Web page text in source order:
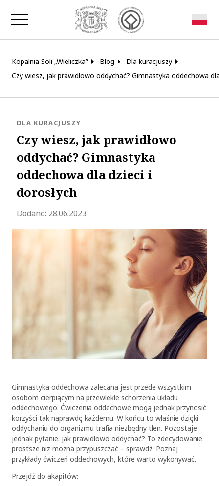
Zamknij okno
Kopalnia Soli „Wieliczka” Blog
Dla kuracjuszy
Czy wiesz, jak prawidłowo oddychać? Gimnastyka oddechowa
Czy wiesz, jak prawidłowo
oddychać? Gimnastyka
oddechowa dla dzieci i
dorosłych
KATEGORIA:
DLA KURACJUSZY
Dodano: 28.06.2023Zaktualizowano 2023-06-30 12:28:15
Gimnastyka oddechowa zalecana jest przede wszystkim
osobom cierpiącym na przewlekłe schorzenia układu
oddechowego. Ćwiczenia oddechowe mogą jednak przynosić
korzyści tak naprawdę każdemu. W końcu to właśnie dzięki
oddychaniu do organizmu trafia niezbędny tlen. Pozostaje
jednak pytanie: jak prawidłowo oddychać? To zdecydowanie
prostsze niż można przypuszczać – sprawdź! Poznaj
przykłady ćwiczeń oddechowych, które warto wykonywać.
Przejdź do akapitów: